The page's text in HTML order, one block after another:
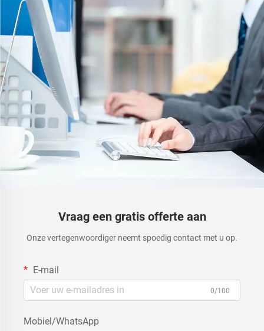
Vraag een gratis offerte aan
Onze vertegenwoordiger neemt spoedig contact met u op.
E-mail
0/100
Mobiel/WhatsApp